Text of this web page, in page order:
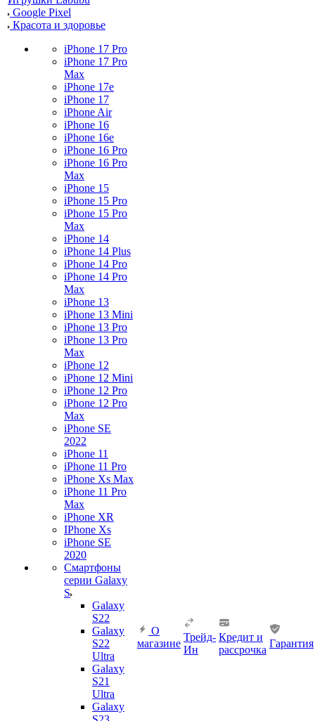
Google Pixel
Красота и здоровье
iPhone 17 Pro
iPhone 17 Pro
Max
iPhone 17e
iPhone 17
iPhone Air
iPhone 16
iPhone 16e
iPhone 16 Pro
iPhone 16 Pro
Max
iPhone 15
iPhone 15 Pro
iPhone 15 Pro
Max
iPhone 14
iPhone 14 Plus
iPhone 14 Pro
iPhone 14 Pro
Max
iPhone 13
iPhone 13 Mini
iPhone 13 Pro
iPhone 13 Pro
Max
iPhone 12
iPhone 12 Mini
iPhone 12 Pro
iPhone 12 Pro
Max
iPhone SE
2022
iPhone 11
iPhone 11 Pro
iPhone Xs Max
iPhone 11 Pro
Max
iPhone XR
IPhone Xs
iPhone SE
2020
Смартфоны
серии Galaxy
S
Galaxy
S22
Galaxy
S22
Ultra
Galaxy
S21
Ultra
Galaxy
О
магазине
Трейд-
Ин
Кредит и
рассрочка
Гарантия